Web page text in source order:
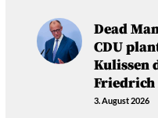
Dead
CDU
Kulissen
Friedrich
3. August 2026